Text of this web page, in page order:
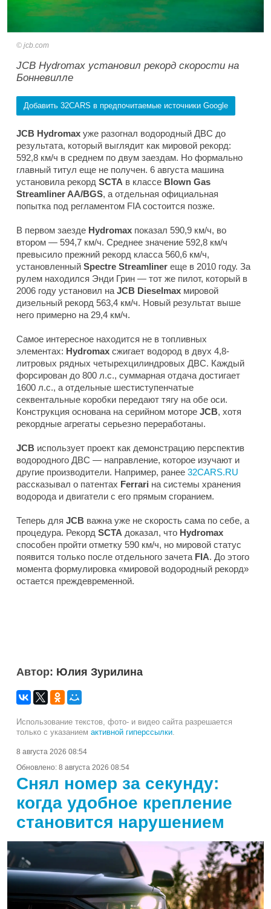
jcb.com
JCB Hydromax установил рекорд скорости на
Бонневилле
Добавить 32CARS в предпочитаемые источники Google
JCB Hydromax уже разогнал водородный ДВС до
результата, который выглядит как мировой рекорд:
592,8 км/ч в среднем по двум заездам. Но формально
главный титул еще не получен. 6 августа машина
установила рекорд SCTA в классе Blown Gas
Streamliner AA/BGS, а отдельная официальная
попытка под регламентом FIA состоится позже.
В первом заезде Hydromax показал 590,9 км/ч, во
втором — 594,7 км/ч. Среднее значение 592,8 км/ч
превысило прежний рекорд класса 560,6 км/ч,
установленный Spectre Streamliner еще в 2010 году. За
рулем находился Энди Грин — тот же пилот, который в
2006 году установил на JCB Dieselmax мировой
дизельный рекорд 563,4 км/ч. Новый результат выше
него примерно на 29,4 км/ч.
Самое интересное находится не в топливных
элементах: Hydromax сжигает водород в двух 4,8-
литровых рядных четырехцилиндровых ДВС. Каждый
форсирован до 800 л.с., суммарная отдача достигает
1600 л.с., а отдельные шестиступенчатые
секвентальные коробки передают тягу на обе оси.
Конструкция основана на серийном моторе JCB, хотя
рекордные агрегаты серьезно переработаны.
JCB использует проект как демонстрацию перспектив
водородного ДВС — направление, которое изучают и
другие производители. Например, ранее 32CARS.RU
рассказывал о патентах Ferrari на системы хранения
водорода и двигатели с его прямым сгоранием.
Теперь для JCB важна уже не скорость сама по себе, а
процедура. Рекорд SCTA доказал, что Hydromax
способен пройти отметку 590 км/ч, но мировой статус
появится только после отдельного зачета FIA. До этого
момента формулировка «мировой водородный рекорд»
остается преждевременной.
Автор: Юлия Зурилина
Использование текстов, фото- и видео сайта разрешается
только с указанием активной гиперссылки.
8 августа 2026 08:54
Обновлено: 8 августа 2026 08:54
Снял номер за секунду:
когда удобное крепление
становится нарушением